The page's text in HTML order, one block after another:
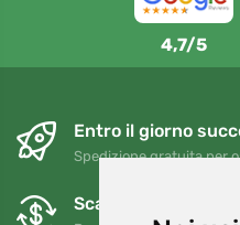
4,7/5
Entro il giorno
Spedizione gratuita per
Scambi e resi